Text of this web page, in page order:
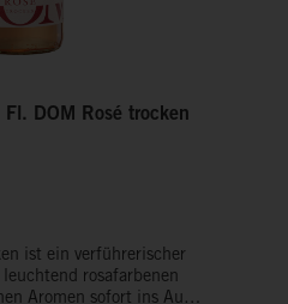
DOM Rosé trocken
ist ein verführerischer
rosafarbenen
Aromen sofort ins Auge